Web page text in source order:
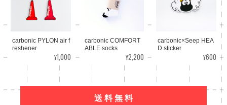
carbonic PYLON air f
reshener
¥1,000
carbonic COMFORT
ABLE socks
¥2,200
carbonic×Seep HEA
D sticker
¥600
送 料 無 料